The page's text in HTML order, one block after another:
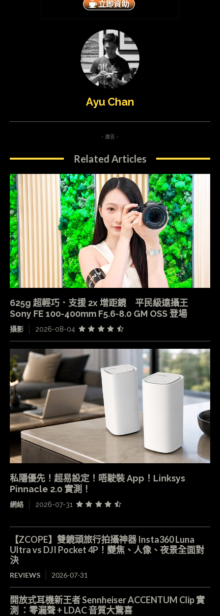
Ayu Chan
- 廣告 -
Related Articles
625g 超輕巧．支援 2x 增距鏡 平民級遠攝王
Sony FE 100-400mm F5.6-8.0 GM OSS 登場
攝影 2026-08-04
私隱優先！超易設定！唔駛裝 App！Linksys
Pinnacle 2.0 實測！
網絡 2026-07-31
【ZCOPE】雙鏡頭旅行拍攝神器 Insta360 Luna
Ultra vs DJI Pocket 4P！變焦、人像、夜景全面對
決
REVIEWS 2026-07-31
開放式耳機新王者 Sennheiser ACCENTUM Clip 實
測 ：零漏聲 + LDAC 音質大驚喜